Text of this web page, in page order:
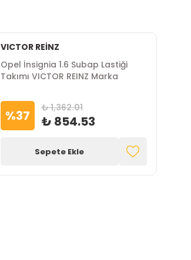
VICTOR REİNZ
Opel İnsignia 1.6 Subap Lastiği
Takımı VICTOR REINZ Marka
%37 ₺ 1,362.01
₺ 854.53
Sepete Ekle